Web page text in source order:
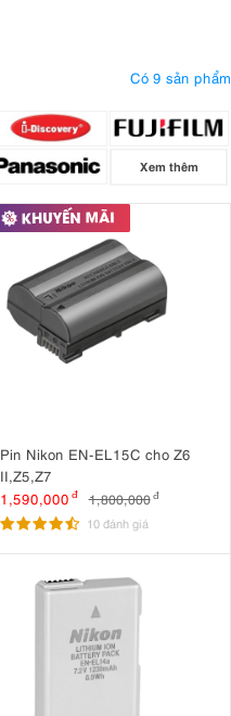
Có 9 sản phẩm
Xem thêm
Pin Nikon EN-EL15C cho Z6
II,Z5,Z7
1,590,000 đ 1,800,000 đ
10 đánh giá